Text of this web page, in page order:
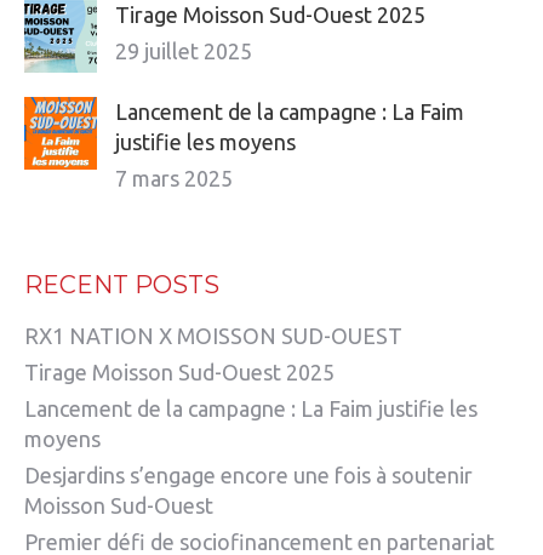
Tirage Moisson Sud-Ouest 2025
29 juillet 2025
Lancement de la campagne : La Faim
justifie les moyens
7 mars 2025
RECENT POSTS
RX1 NATION X MOISSON SUD-OUEST
Tirage Moisson Sud-Ouest 2025
Lancement de la campagne : La Faim justifie les
moyens
Desjardins s’engage encore une fois à soutenir
Moisson Sud-Ouest
Premier défi de sociofinancement en partenariat